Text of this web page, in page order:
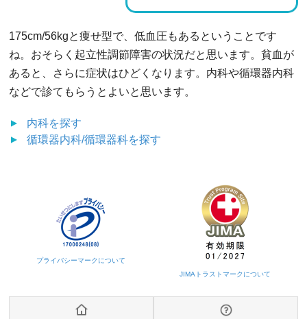
175cm/56kgと痩せ型で、低血圧もあるということです
ね。おそらく起立性調節障害の状況だと思います。貧血が
あると、さらに症状はひどくなります。内科や循環器内科
などで診てもらうとよいと思います。
内科を探す
循環器内科/循環器科を探す